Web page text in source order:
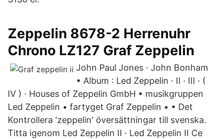
Zeppelin 8678-2 Herrenuhr
Chrono LZ127 Graf Zeppelin
John Paul Jones · John Bonham
• Album : Led Zeppelin · II · III · (
IV ) · Houses of Zeppelin GmbH • musikgruppen
Led Zeppelin • fartyget Graf Zeppelin • • Det
Kontrollera 'zeppelin' översättningar till svenska.
Titta igenom Led Zeppelin II · Led Zeppelin II Ce